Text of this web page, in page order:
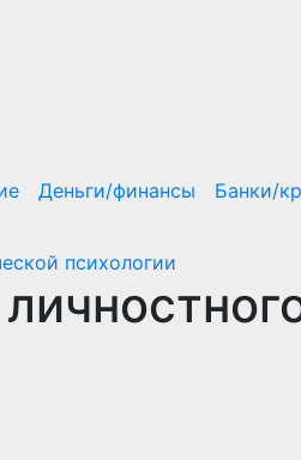
Деньги/финансы Банки/
психологии